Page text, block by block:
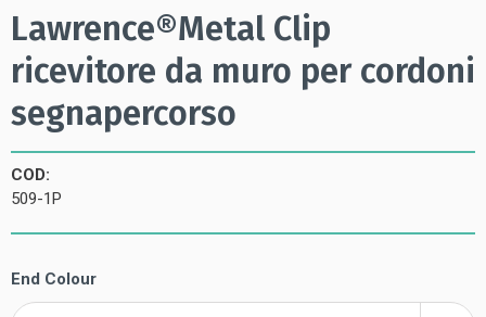
Lawrence®Metal Clip
ricevitore da muro per cordoni
segnapercorso
COD:
509-1P
End Colour